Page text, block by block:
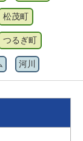
松茂町
つるぎ町
河川